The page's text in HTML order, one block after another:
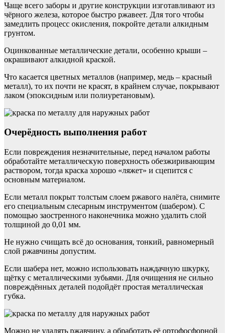
Чаще всего заборы и другие конструкции изготавливают из
чёрного железа, которое быстро ржавеет. Для того чтобы
замедлить процесс окисления, покройте детали алкидным
грунтом.
Оцинкованные металлические детали, особенно крыши –
окрашивают алкидной краской.
Что касается цветных металлов (например, медь – красный
металл), то их почти не красят, в крайнем случае, покрывают
лаком (эпоксидным или полиуретановым).
Очерёдность выполнения работ
Если повреждения незначительные, перед началом работы
обработайте металлическую поверхность обезжиривающим
раствором, тогда краска хорошо «ляжет» и сцепится с
основным материалом.
Если металл покрыт толстым слоем ржавого налёта, снимите
его специальным слесарным инструментом (шабером). С
помощью заостренного наконечника можно удалить слой
толщиной до 0,01 мм.
Не нужно счищать всё до основания, тонкий, равномерный
слой ржавчины допустим.
Если шабера нет, можно использовать наждачную шкурку,
щётку с металлическими зубьями. Для очищения не сильно
повреждённых деталей подойдёт простая металлическая
губка.
Можно не удалять ржавчину, а обработать её ортофосфорной